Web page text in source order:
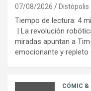
07/08/2026 Distópolis
Tiempo de lectura: 4
| La revolución
miradas apuntan a
emocionante y repleto
CÓMIC &